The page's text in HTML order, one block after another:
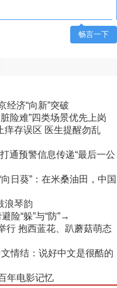
畅言一下
经济“向新”突破
险难”四类场景优先上岗
痒存误区 医生提醒勿乱
通预警信息传递“最后一公
日葵”：在米桑油田，中国
浪琴韵
险“躲”与“防”→
行 抱西蓝花、趴蘑菇萌态
情结：说好中文是很酷的
年电影记忆